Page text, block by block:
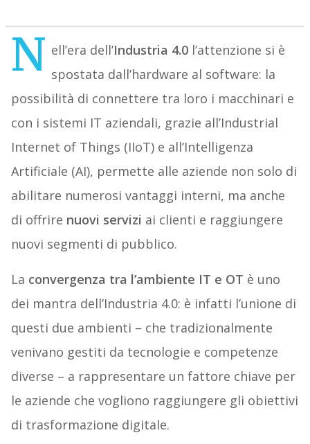
N ell’era dell’Industria 4.0l’attenzione si è
spostata dall’hardware al software: la
possibilità di connettere tra loro i macchinari e
con i sistemi IT aziendali, grazie all’Industrial
Internet of Things (IIoT) e all’Intelligenza
Artificiale (AI), permette alle aziende non solo di
abilitare numerosi vantaggi interni, ma anche
di offrire nuovi servizi ai clienti e raggiungere
nuovi segmenti di pubblico.
La convergenza tra l’ambiente IT e OT è uno
dei mantra dell’Industria 4.0: è infatti l’unione di
questi due ambienti – che tradizionalmente
venivano gestiti da tecnologie e competenze
diverse – a rappresentare un fattore chiave per
le aziende che vogliono raggiungere gli obiettivi
di trasformazione digitale.